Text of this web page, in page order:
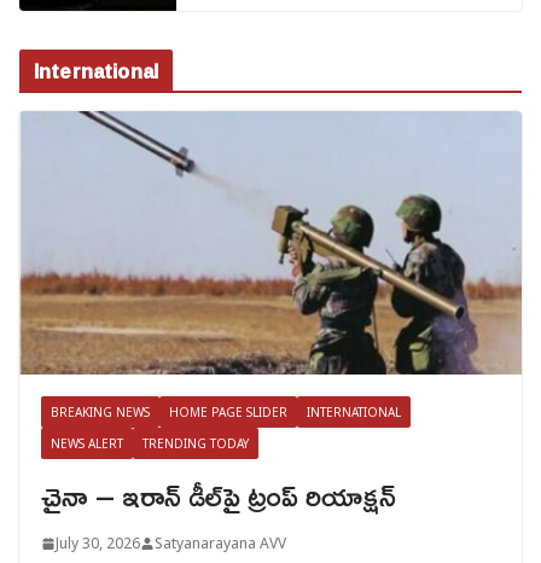
International
BREAKING NEWS HOME PAGE SLIDER
INTERNATIONAL
NEWS ALERT
TRENDING TODAY
చైనా – ఇరాన్ డీల్‌పై ట్రంప్ రియాక్షన్
July 30, 2026 Satyanarayana AVV